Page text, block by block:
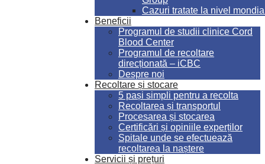
Cazuri tratate la nivel
Beneficii
Programul de studii clinice Cord
Blood Center
Programul de recoltare
direcționată – iCBC
Despre noi
Recoltare și stocare
5 pași simpli pentru a recolta
Recoltarea și transportul
Procesarea și stocarea
Certificări și opiniile experților
Spitale unde se efectuează
recoltarea la naștere
Servicii și prețuri